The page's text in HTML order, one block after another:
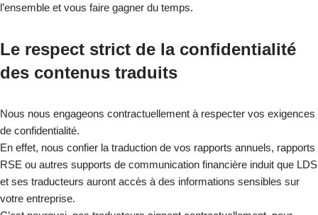
l’ensemble et vous faire gagner du temps.
Le respect strict de la confidentialité
des contenus traduits
Nous nous engageons contractuellement à respecter vos exigences
de confidentialité.
En effet, nous confier la traduction de vos rapports annuels, rapports
RSE ou autres supports de communication financière induit que LDS
et ses traducteurs auront accès à des informations sensibles sur
votre entreprise.